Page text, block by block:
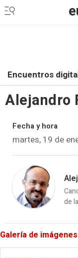
Encuentros
Alejandro
Fecha y hora
martes, 19 de
de
Galería de imágenes